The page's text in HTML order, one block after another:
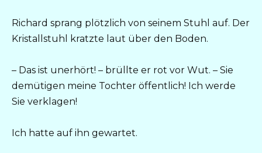
Richard sprang plötzlich von seinem Stuhl auf. Der
Kristallstuhl kratzte laut über den Boden.
– Das ist unerhört! – brüllte er rot vor Wut. – Sie
demütigen meine Tochter öffentlich! Ich werde
Sie verklagen!
Ich hatte auf ihn gewartet.